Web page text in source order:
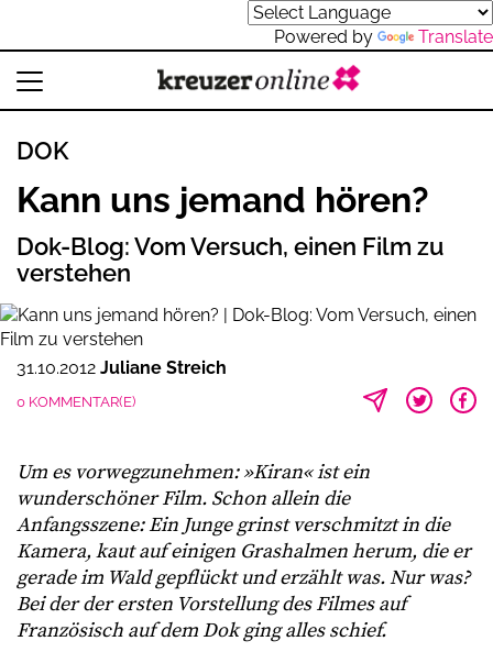
Powered by Translate
DOK
Kann uns jemand hören?
Dok-Blog: Vom Versuch, einen Film zu
verstehen
31.10.2012 Juliane Streich
0 KOMMENTAR(E)
Um es vorwegzunehmen: »Kiran« ist ein
wunderschöner Film. Schon allein die
Anfangsszene: Ein Junge grinst verschmitzt in die
Kamera, kaut auf einigen Grashalmen herum, die er
gerade im Wald gepflückt und erzählt was. Nur was?
Bei der der ersten Vorstellung des Filmes auf
Französisch auf dem Dok ging alles schief.